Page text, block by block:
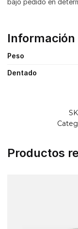
bajo pedido en
Información
Peso
Dentado
Productos